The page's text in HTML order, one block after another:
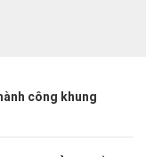
công khung